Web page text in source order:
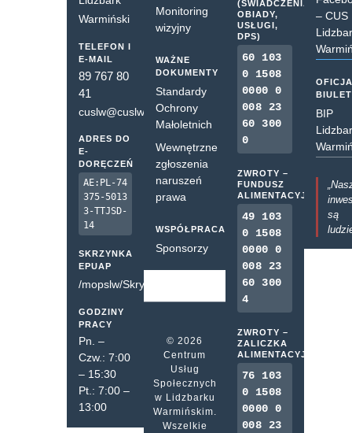
Warmiński
TELEFON I
E-MAIL
89 767 80
41
cuslw@cuslw.pl
ADRES DO
E-
DORĘCZEŃ
AE:PL-74
375-5013
3-TTJSD-
14
SKRZYNKA
EPUAP
/mopslw/SkrytkaESP
GODZINY
PRACY
Pn. –
Czw.: 7:00
– 15:30
Pt.: 7:00 –
13:00
Monitoring
wizyjny
WAŻNE
DOKUMENTY
Standardy
Ochrony
Małoletnich
Wewnętrzne
zgłoszenia
naruszeń
prawa
WSPÓŁPRACA
Sponsorzy
© 2026
Centrum
Usług
Społecznych
w Lidzbarku
Warmińskim.
Wszelkie
(ŚWIADCZENIA,
OBIADY,
USŁUGI,
DPS)
60 103
0 1508
0000 0
008 23
60 300
0
ZWROTY –
FUNDUSZ
ALIMENTACYJNY
49 103
0 1508
0000 0
008 23
60 300
4
ZWROTY –
ZALICZKA
ALIMENTACYJNA
76 103
0 1508
0000 0
008 23
– CUS
BIP
są